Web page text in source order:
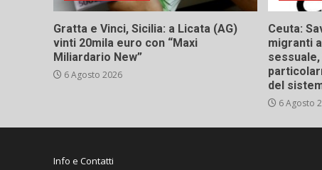
Gratta e Vinci, Sicilia: a Licata (AG)
vinti 20mila euro con “Maxi
Miliardario New”
6 Agosto 2026
Ceuta:
migranti
del
6 Agosto
Info e Contatti